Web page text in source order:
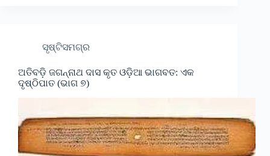
ସୃଷ୍ଟିସମଗ୍ର
ଅତିବଡ଼ି ଜଗନ୍ନାଥ ଦାସ କୃତ ଓଡ଼ିଆ ଭାଗବତ: ଏକ
ଦୃଷ୍ଠିପାତ (ଭାଗ ୭)